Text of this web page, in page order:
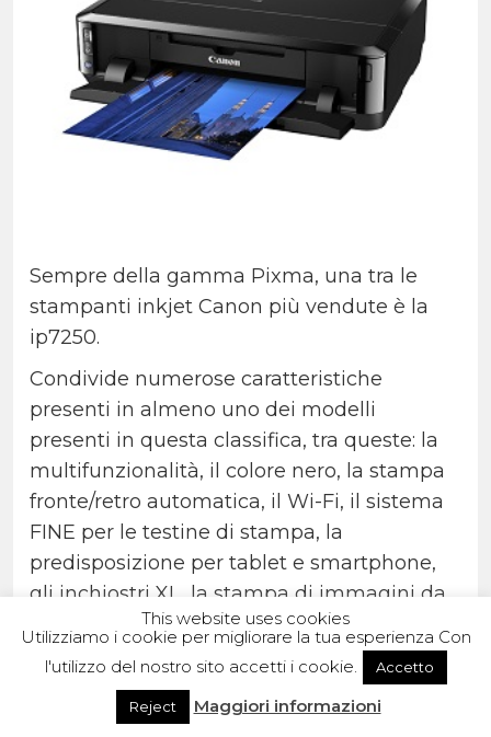
Sempre della gamma Pixma, una tra le
stampanti inkjet Canon più vendute è la
ip7250.
Condivide numerose caratteristiche
presenti in almeno uno dei modelli
presenti in questa classifica, tra queste: la
multifunzionalità, il colore nero, la stampa
fronte/retro automatica, il Wi-Fi, il sistema
FINE per le testine di stampa, la
predisposizione per tablet e smartphone,
gli inchiostri XL, la stampa di immagini da
filmati FULL HD, la stampa wireless da
dispositivi mobili e la tecnologia per far
fuoriuscire gocce microscopiche (ma 1PL e
This website uses cookies
Utilizziamo i cookie per migliorare la tua esperienza Con
l'utilizzo del nostro sito accetti i cookie.
Accetto
Reject Maggiori informazioni